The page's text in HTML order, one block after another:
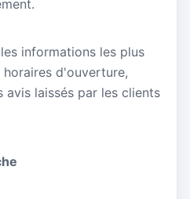
informations les plus
d'ouverture,
avis laissés par les clients